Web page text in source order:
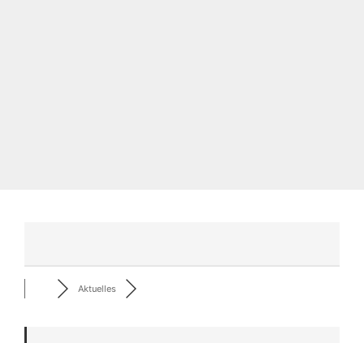
Aktuelles